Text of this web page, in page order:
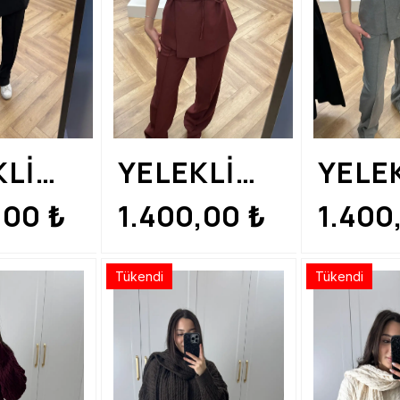
₺
YELEKLİ
BAĞLAMALI
TAKIM
BORDO
RENK
1.400,00 ₺
RENK
Tükendi Tükendi